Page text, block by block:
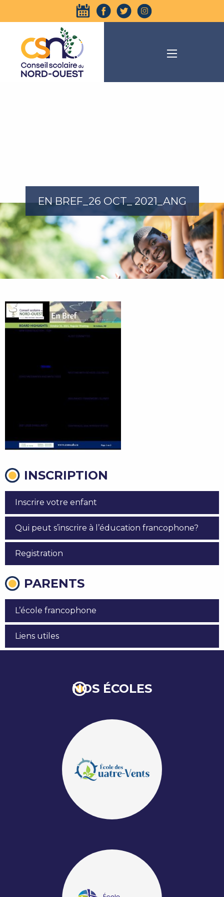
EN BREF_26 OCT_ 2021_ANG
INSCRIPTION
Inscrire votre enfant
Qui peut s’inscrire à l’éducation francophone?
Registration
PARENTS
L’école francophone
Liens utiles
NOS ÉCOLES